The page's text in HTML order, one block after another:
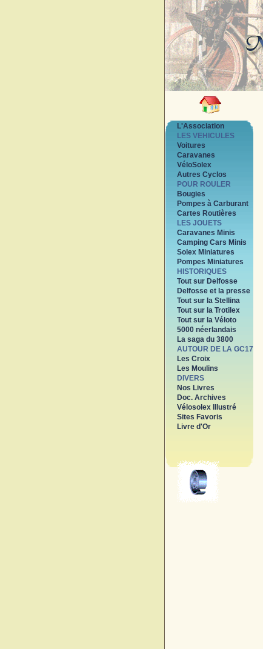
L'Association
LES VEHICULES
Voitures
Caravanes
VéloSolex
Autres Cyclos
POUR ROULER
Bougies
Pompes à Carburant
Cartes Routières
LES JOUETS
Caravanes Minis
Camping Cars Minis
Solex Miniatures
Pompes Miniatures
HISTORIQUES
Tout sur Delfosse
Delfosse et la presse
Tout sur la Stellina
Tout sur la Trotilex
Tout sur la Véloto
5000 néerlandais
La saga du 3800
AUTOUR DE LA GC17
Les Croix
Les Moulins
DIVERS
Nos Livres
Doc. Archives
Vélosolex Illustré
Sites Favoris
Livre d'Or